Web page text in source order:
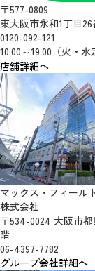
〒577-0809
東大阪市永和1丁目26
0120-092-121
10:00～19:00（火・水
店舗詳細へ
マックス・フィール
株式会社
〒534-0024 大阪市
階
06-4397-7782
グループ会社詳細へ